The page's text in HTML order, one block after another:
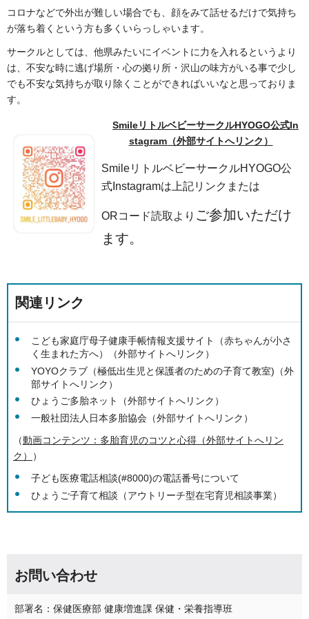
コロナなどで外出が難しい場合でも、顔をみて話せるだけで気持ち
が落ち着くという方も多くいらっしゃいます。
サークルとしては、他県みたいにイベントに力を入れるというより
は、不安な時に逃げ場所・心の拠り所・沢山の味方がいる事で少し
でも不安な気持ちが取り除くことができればいいなと思っておりま
す。
SmileリトルベビーサークルHYOGO公式In
stagram（外部サイトへリンク）
SmileリトルベビーサークルHYOGO公
式Instagramは上記リンクまたは
ORコード読取より ご参加いただけ
ます。
関連リンク
こども家庭庁母子健康手帳情報支援サイト（赤ちゃんが小さ
く生まれた方へ）（外部サイトへリンク）
YOYOクラブ（極低出生児と保護者のための子育て教室)（外
部サイトへリンク）
ひょうご多胎ネット（外部サイトへリンク）
一般社団法人日本多胎協会（外部サイトへリンク）
（動画コンテンツ：多胎育児のコツと心得（外部サイトへリン
ク）
）
子ども医療電話相談(#8000)の電話番号について
ひょうご子育て相談（アウトリーチ型在宅育児相談事業）
お問い合わせ
部署名：保健医療部 健康増進課 保健・栄養指導班